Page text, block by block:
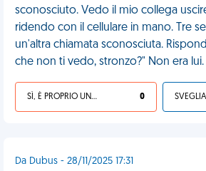
sconosciuto. Vedo il mio collega
ridendo con il cellulare in mano. Tre
un'altra chiamata sconosciuta.
che non ti vedo, stronzo?" Non era lui.
SÌ, È PROPRIO UNA VDM! 0
Da Dubus - 28/11/2025 17:31